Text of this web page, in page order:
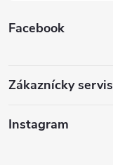
Facebook
Zákaznícky servis
Instagram